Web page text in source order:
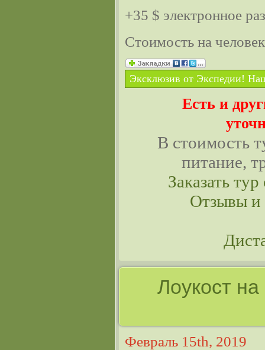
+35 $ электронное
Стоимость на
Эксклюзив от Экспедии!
Есть и
В стоимость
питание,
Заказать
Отзывы и
Лоукост
Февраль 15th, 2019